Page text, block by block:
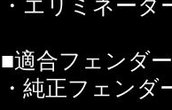
・エリミネータ
■適合フェンダー
・純正フェン